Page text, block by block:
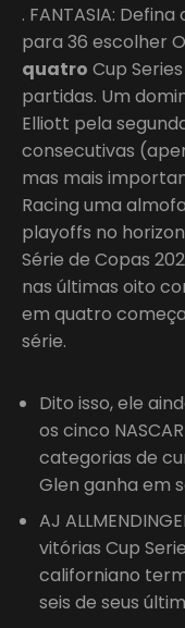
. FANTASIA:
para 36 escolher
quatro Cup
partidas. Um
Elliott pela
consecutivas
mas mais
Racing uma
playoffs no
Série de Copas
nas últimas oito
em quatro
série.
Dito isso, ele
os cinco
categorias de
Glen ganha em
AJ
vitórias Cup
californiano
seis de seus